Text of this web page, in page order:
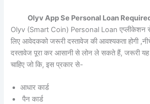
Olyv App Se Personal Loan
Olyv (Smart Coin) Personal Loan
लिए आवेदकको जरूरी दस्तावेज की आवश्यकता होगी
दस्तावेज पूरा कर आसानी से लोन ले सकते हैं, जरूरी यह
चाहिए जो कि, इस प्रकार से-
आधार कार्ड
पैन कार्ड